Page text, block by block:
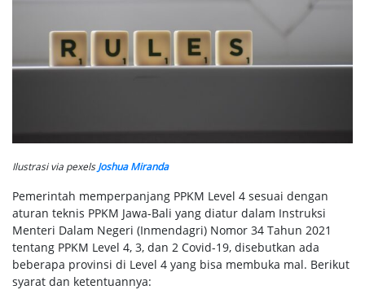
Ilustrasi via pexelsJoshua Miranda
Pemerintah memperpanjang PPKM Level 4 sesuai dengan
aturan teknis PPKM Jawa-Bali yang diatur dalam Instruksi
Menteri Dalam Negeri (Inmendagri) Nomor 34 Tahun 2021
tentang PPKM Level 4, 3, dan 2 Covid-19, disebutkan ada
beberapa provinsi di Level 4 yang bisa membuka mal. Berikut
syarat dan ketentuannya: